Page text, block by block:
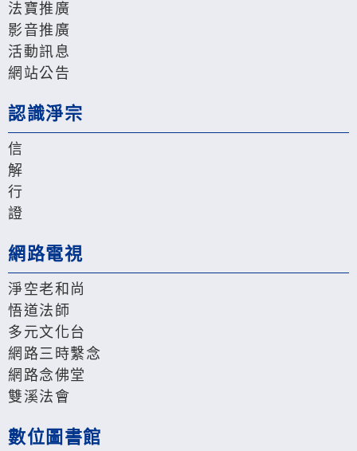
法寶推廣
影音推廣
活動訊息
網站公告
認識淨宗
信
解
行
證
網路電視
淨空老和尚
悟道法師
多元文化台
網路三時繫念
網路念佛堂
雙溪法會
數位圖書館